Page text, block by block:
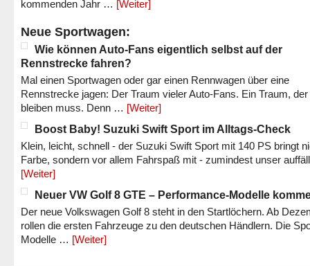
kommenden Jahr … [Weiter]
Neue Sportwagen:
Wie können Auto-Fans eigentlich selbst auf der
Rennstrecke fahren?
Mal einen Sportwagen oder gar einen Rennwagen über eine
Rennstrecke jagen: Der Traum vieler Auto-Fans. Ein Traum,
bleiben muss. Denn … [Weiter]
Boost Baby! Suzuki Swift Sport im Alltags-Check
Klein, leicht, schnell - der Suzuki Swift Sport mit 140 PS bringt
Farbe, sondern vor allem Fahrspaß mit - zumindest unser
[Weiter]
Neuer VW Golf 8 GTE – Performance-Modelle
Der neue Volkswagen Golf 8 steht in den Startlöchern. Ab
rollen die ersten Fahrzeuge zu den deutschen Händlern. Die
Modelle … [Weiter]